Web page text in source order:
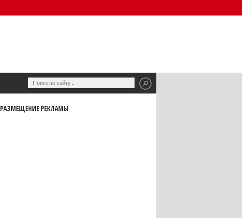
РАЗМЕЩЕНИЕ РЕКЛАМЫ